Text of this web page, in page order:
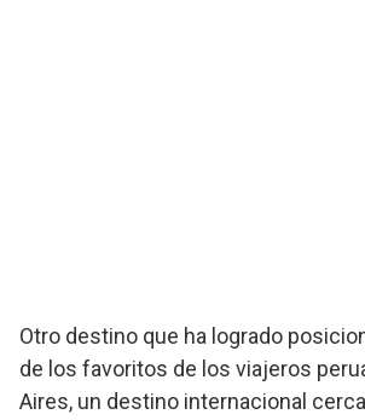
Otro destino que ha logrado
de los favoritos de los viajeros
Aires, un destino internacional